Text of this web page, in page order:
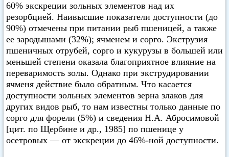
60% экскреции зольных элементов над их
резорбцией. Наивысшие показатели доступности (до
90%) отмечены при питании рыб пшеницей, а также
ее зародышами (32%); ячменем и сорго. Экструзия
пшеничных отрубей, сорго и кукурузы в большей или
меньшей степени оказала благоприятное влияние на
переваримость золы. Однако при экструдировании
ячменя действие было обратным. Что касается
доступности зольных элементов зерна злаков для
других видов рыб, то нам известны только данные по
сорго для форели (5%) и сведения Н.А. Абросимовой
[цит. по Щербине и др., 1985] по пшенице у
осетровых — от экскреции до 46%-ной доступности.